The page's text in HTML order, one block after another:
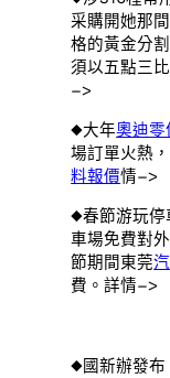
采購開她那
格的黃金分
須以五點三
–>
◆大年奧迪零
場訂單火熱
料報價情–>
◆春節游玩停
車場免費對
節期間東莞
費。詳情–>
◆國新辦發布